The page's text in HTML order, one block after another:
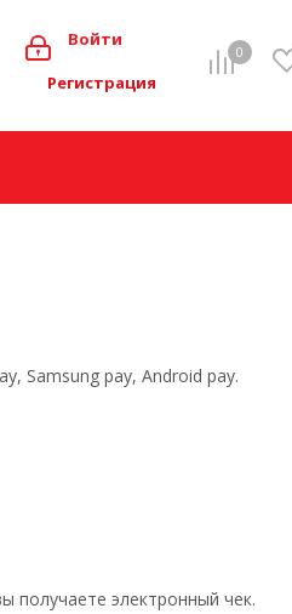
0
Войти
Регистрация
Samsung pay, Android pay.
получаете электронный чек.